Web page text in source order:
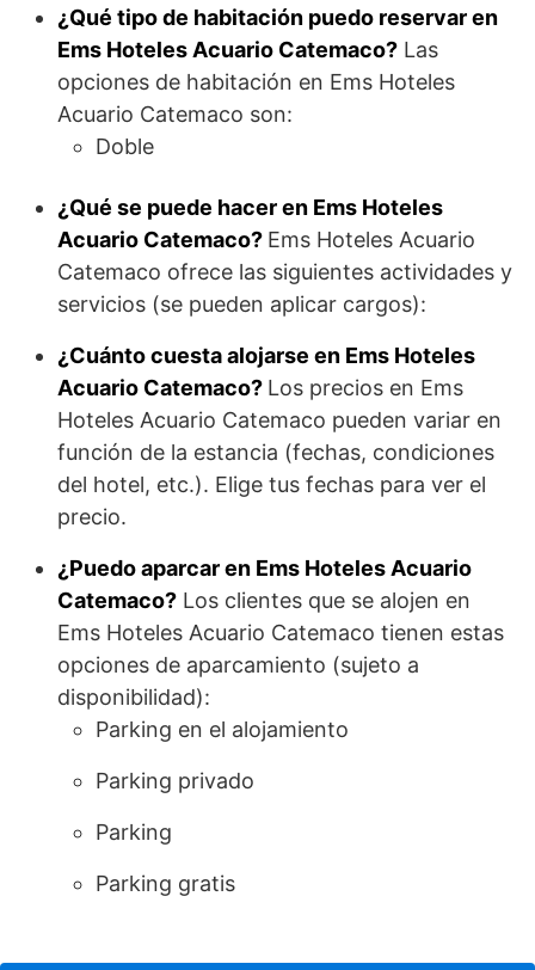
¿Qué tipo de habitación puedo reservar en
Ems Hoteles Acuario Catemaco? Las
opciones de habitación en Ems Hoteles
Acuario Catemaco son:
Doble
¿Qué se puede hacer en Ems Hoteles
Acuario Catemaco? Ems Hoteles Acuario
Catemaco ofrece las siguientes actividades y
servicios (se pueden aplicar cargos):
¿Cuánto cuesta alojarse en Ems Hoteles
Acuario Catemaco? Los precios en Ems
Hoteles Acuario Catemaco pueden variar en
función de la estancia (fechas, condiciones
del hotel, etc.). Elige tus fechas para ver el
precio.
¿Puedo aparcar en Ems Hoteles Acuario
Catemaco? Los clientes que se alojen en
Ems Hoteles Acuario Catemaco tienen estas
opciones de aparcamiento (sujeto a
disponibilidad):
Parking en el alojamiento
Parking privado
Parking
Parking gratis